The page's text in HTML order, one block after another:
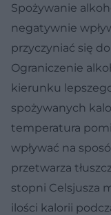
Spożywanie
negatywnie
przyczyniać się
Ograniczenie
kierunku
spożywanych
temperatura
wpływać na
przetwarza
stopni Celsjusza
ilości kalorii